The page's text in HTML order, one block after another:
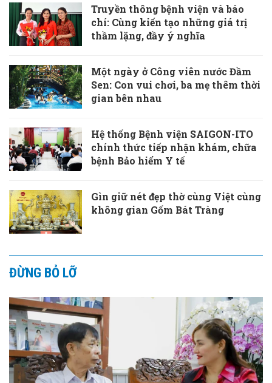
Truyền thông bệnh viện và báo
chí: Cùng kiến tạo những giá trị
thầm lặng, đầy ý nghĩa
Một ngày ở Công viên nước Đầm
Sen: Con vui chơi, ba mẹ thêm thời
gian bên nhau
Hệ thống Bệnh viện SAIGON-ITO
chính thức tiếp nhận khám, chữa
bệnh Bảo hiểm Y tế
Gìn giữ nét đẹp thờ cùng Việt cùng
không gian Gốm Bát Tràng
ĐỪNG BỎ LỠ